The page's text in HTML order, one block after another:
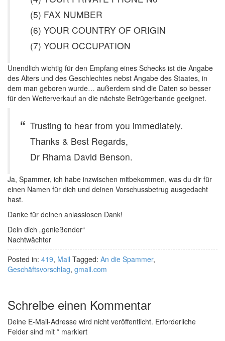
(5) FAX NUMBER
(6) YOUR COUNTRY OF ORIGIN
(7) YOUR OCCUPATION
Unendlich wichtig für den Empfang eines Schecks ist die Angabe
des Alters und des Geschlechtes nebst Angabe des Staates, in
dem man geboren wurde… außerdem sind die Daten so besser
für den Weiterverkauf an die nächste Betrügerbande geeignet.
Trusting to hear from you immediately.
Thanks & Best Regards,
Dr Rhama David Benson.
Ja, Spammer, ich habe inzwischen mitbekommen, was du dir für
einen Namen für dich und deinen Vorschussbetrug ausgedacht
hast.
Danke für deinen anlasslosen Dank!
Dein dich „genießender“
Nachtwächter
Posted in: 419, Mail Tagged: An die Spammer,
Geschäftsvorschlag, gmail.com
Schreibe einen Kommentar
Deine E-Mail-Adresse wird nicht veröffentlicht. Erforderliche
Felder sind mit * markiert